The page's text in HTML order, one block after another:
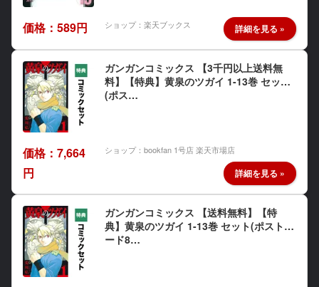
価格：589円 ショップ：楽天ブックス
ガンガンコミックス 【3千円以上送料無
料】【特典】黄泉のツガイ 1-13巻 セット
(ポス…
価格：7,664
円
ショップ：bookfan 1号店 楽天市場店
ガンガンコミックス 【送料無料】【特
典】黄泉のツガイ 1-13巻 セット(ポストカ
ード8…